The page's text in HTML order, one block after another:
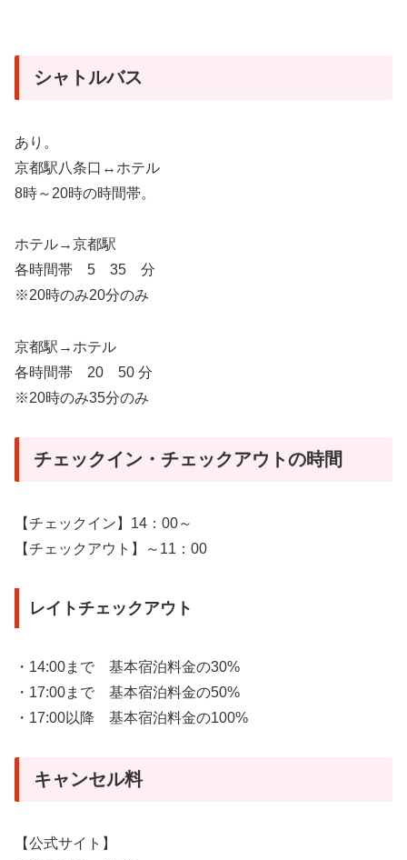
シャトルバス
あり。
京都駅八条口↔️ホテル
8時～20時の時間帯。
ホテル→京都駅
各時間帯 5 35 分
※20時のみ20分のみ
京都駅→ホテル
各時間帯 20 50 分
※20時のみ35分のみ
チェックイン・チェックアウトの時間
【チェックイン】14：00～
【チェックアウト】～11：00
レイトチェックアウト
・14:00まで 基本宿泊料金の30%
・17:00まで 基本宿泊料金の50%
・17:00以降 基本宿泊料金の100%
キャンセル料
【公式サイト】